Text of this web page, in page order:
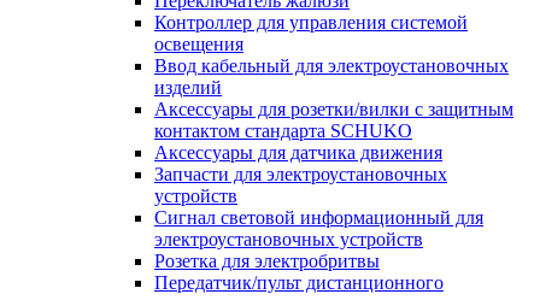
Контроллер для управления системой
освещения
Ввод кабельный для электроустановочных
изделий
Аксессуары для розетки/вилки с защитным
контактом стандарта SCHUKO
Аксессуары для датчика движения
Запчасти для электроустановочных
устройств
Сигнал световой информационный для
электроустановочных устройств
Розетка для электробритвы
Передатчик/пульт дистанционного